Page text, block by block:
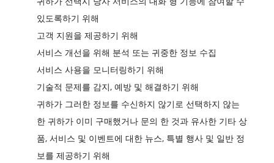
있도록하기 위해
고객 지원을 제공하기 위해
서비스 개선을 위해 분석 또는 귀중한 정보 수집
서비스 사용을 모니터링하기 위해
기술적 문제를 감지, 예방 및 해결하기 위해
귀하가 그러한 정보를 수신하지 않기로 선택하지 않는
한 귀하가 이미 구매했거나 문의 한 것과 유사한 기타 상
품, 서비스 및 이벤트에 대한 뉴스, 특별 행사 및 일반 정
보를 제공하기 위해